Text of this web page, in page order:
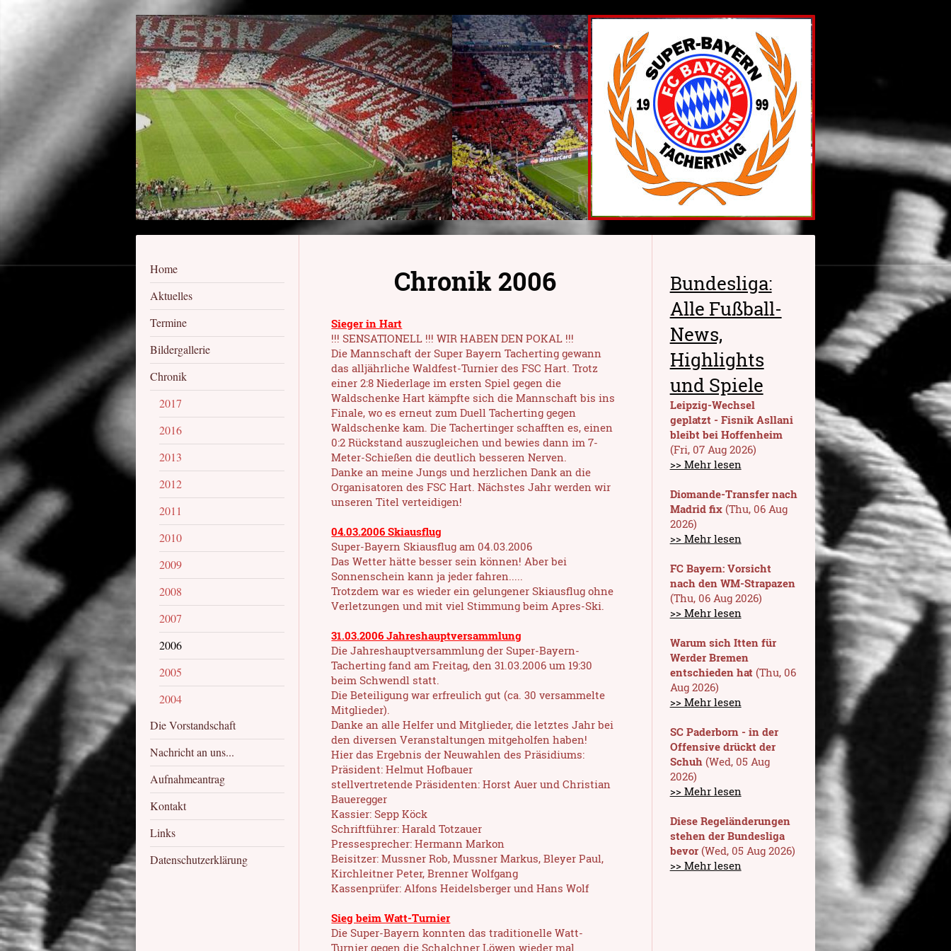
Home
Aktuelles
Termine
Bildergallerie
Chronik
2017
2016
2013
2012
2011
2010
2009
2008
2007
2006
2005
2004
Die Vorstandschaft
Nachricht an uns...
Aufnahmeantrag
Kontakt
Links
Datenschutzerklärung
Chronik 2006
Sieger in Hart
!!! SENSATIONELL !!! WIR HABEN DEN POKAL !!!
Die Mannschaft der Super Bayern Tacherting gewann
das alljährliche Waldfest-Turnier des FSC Hart. Trotz
einer 2:8 Niederlage im ersten Spiel gegen die
Waldschenke Hart kämpfte sich die Mannschaft bis ins
Finale, wo es erneut zum Duell Tacherting gegen
Waldschenke kam. Die Tachertinger schafften es, einen
0:2 Rückstand auszugleichen und bewies dann im 7-
Meter-Schießen die deutlich besseren Nerven.
Danke an meine Jungs und herzlichen Dank an die
Organisatoren des FSC Hart. Nächstes Jahr werden wir
unseren Titel verteidigen!
04.03.2006 Skiausflug
Super-Bayern Skiausflug am 04.03.2006
Das Wetter hätte besser sein können! Aber bei
Sonnenschein kann ja jeder fahren.....
Trotzdem war es wieder ein gelungener Skiausflug ohne
Verletzungen und mit viel Stimmung beim Apres-Ski.
31.03.2006 Jahreshauptversammlung
Die Jahreshauptversammlung der Super-Bayern-
Tacherting fand am Freitag, den 31.03.2006 um 19:30
beim Schwendl statt.
Die Beteiligung war erfreulich gut (ca. 30 versammelte
Mitglieder).
Danke an alle Helfer und Mitglieder, die letztes Jahr bei
den diversen Veranstaltungen mitgeholfen haben!
Hier das Ergebnis der Neuwahlen des Präsidiums:
Präsident: Helmut Hofbauer
stellvertretende Präsidenten: Horst Auer und Christian
Baueregger
Kassier: Sepp Köck
Schriftführer: Harald Totzauer
Pressesprecher: Hermann Markon
Beisitzer: Mussner Rob, Mussner Markus, Bleyer Paul,
Kirchleitner Peter, Brenner Wolfgang
Kassenprüfer: Alfons Heidelsberger und Hans Wolf
Sieg beim Watt-Turnier
Die Super-Bayern konnten das traditionelle Watt-
Turnier gegen die Schalchner Löwen wieder mal
Bundesliga:
Alle Fußball-
News,
Highlights
und Spiele
Leipzig-Wechsel
geplatzt - Fisnik Asllani
bleibt bei Hoffenheim
(Fri, 07 Aug 2026)
>> Mehr lesen
Diomande-Transfer nach
Madrid fix(Thu, 06 Aug
2026)
>> Mehr lesen
FC Bayern: Vorsicht
nach den WM-Strapazen
(Thu, 06 Aug 2026)
>> Mehr lesen
Warum sich Itten für
Werder Bremen
entschieden hat(Thu, 06
Aug 2026)
>> Mehr lesen
SC Paderborn - in der
Offensive drückt der
Schuh(Wed, 05 Aug
2026)
>> Mehr lesen
Diese Regeländerungen
stehen der Bundesliga
bevor(Wed, 05 Aug 2026)
>> Mehr lesen